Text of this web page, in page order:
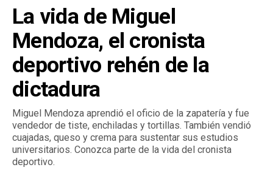
La vida de Miguel
Mendoza, el cronista
deportivo rehén de la
dictadura
Miguel Mendoza aprendió el oficio de la zapatería y fue
vendedor de tiste, enchiladas y tortillas. También vendió
cuajadas, queso y crema para sustentar sus estudios
universitarios. Conozca parte de la vida del cronista
deportivo.